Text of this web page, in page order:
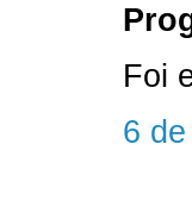
Foi
6